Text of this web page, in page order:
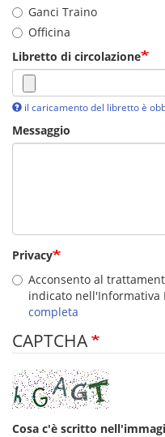
Ganci Traino
Officina
Libretto di circolazione
il caricamento del libretto è
Messaggio
Privacy
Acconsento al
indicato nell'Informativa
completa
CAPTCHA
Cosa c'è scritto